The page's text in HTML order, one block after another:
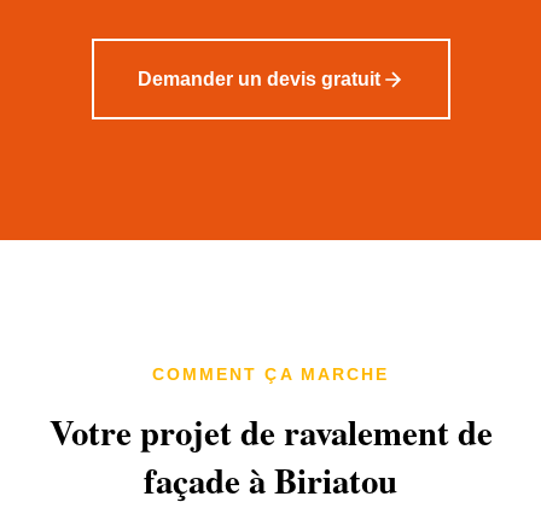
Demander un devis gratuit
COMMENT ÇA MARCHE
Votre projet de ravalement de
façade à Biriatou